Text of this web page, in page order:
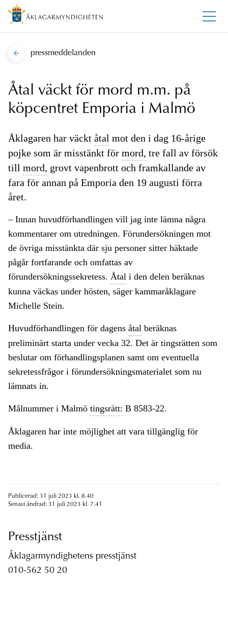
pressmeddelanden
Åtal väckt för mord m.m. på
köpcentret Emporia i Malmö
Åklagaren har väckt åtal mot den i dag 16-årige
pojke som är misstänkt för mord, tre fall av försök
till mord, grovt vapenbrott och framkallande av
fara för annan på Emporia den 19 augusti förra
året.
– Innan huvudförhandlingen vill jag inte lämna några
kommentarer om utredningen. Förundersökningen mot
de övriga misstänkta där sju personer sitter häktade
pågår fortfarande och omfattas av
förundersökningssekretess. Åtal i den delen beräknas
kunna väckas under hösten, säger kammaråklagare
Michelle Stein.
Huvudförhandlingen för dagens åtal beräknas
preliminärt starta under vecka 32. Det är tingsrätten som
beslutar om förhandlingsplanen samt om eventuella
sekretessfrågor i förundersökningsmaterialet som nu
lämnats in.
Målnummer i Malmö tingsrätt: B 8583-22.
Åklagaren har inte möjlighet att vara tillgänglig för
media.
Publicerad: 31 juli 2023 kl. 8.40
Senast ändrad: 31 juli 2023 kl. 7.41
Presstjänst
Åklagarmyndighetens presstjänst
010-562 50 20